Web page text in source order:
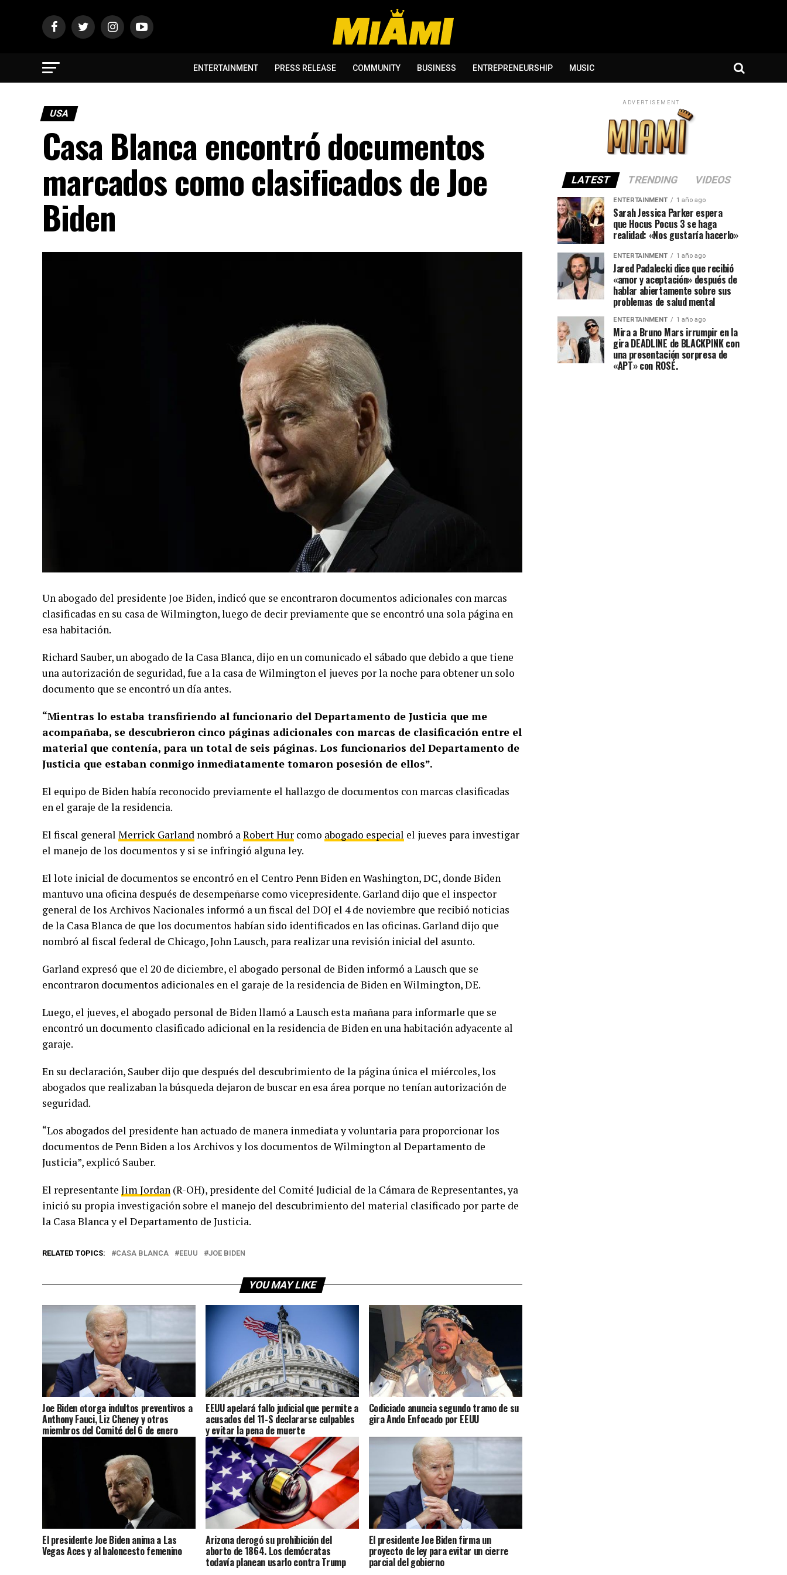
ENTERTAINMENT PRESS RELEASE COMMUNITY BUSINESS ENTREPRENEURSHIP MUSIC
USA
Casa Blanca encontró documentos
marcados como clasificados de Joe
Biden
Un abogado del presidente Joe Biden, indicó que se encontraron documentos adicionales con marcas
clasificadas en su casa de Wilmington, luego de decir previamente que se encontró una sola página en
esa habitación.
Richard Sauber, un abogado de la Casa Blanca, dijo en un comunicado el sábado que debido a que tiene
una autorización de seguridad, fue a la casa de Wilmington el jueves por la noche para obtener un solo
documento que se encontró un día antes.
“Mientras lo estaba transfiriendo al funcionario del Departamento de Justicia que me
acompañaba, se descubrieron cinco páginas adicionales con marcas de clasificación entre el
material que contenía, para un total de seis páginas. Los funcionarios del Departamento de
Justicia que estaban conmigo inmediatamente tomaron posesión de ellos”.
El equipo de Biden había reconocido previamente el hallazgo de documentos con marcas clasificadas
en el garaje de la residencia.
El fiscal general Merrick Garland nombró aRobert Hur como abogado especial el jueves para investigar
el manejo de los documentos y si se infringió alguna ley.
El lote inicial de documentos se encontró en el Centro Penn Biden en Washington, DC, donde Biden
mantuvo una oficina después de desempeñarse como vicepresidente. Garland dijo que el inspector
general de los Archivos Nacionales informó a un fiscal del DOJ el 4 de noviembre que recibió noticias
de la Casa Blanca de que los documentos habían sido identificados en las oficinas. Garland dijo que
nombró al fiscal federal de Chicago, John Lausch, para realizar una revisión inicial del asunto.
Garland expresó que el 20 de diciembre, el abogado personal de Biden informó a Lausch que se
encontraron documentos adicionales en el garaje de la residencia de Biden en Wilmington, DE.
Luego, el jueves, el abogado personal de Biden llamó a Lausch esta mañana para informarle que se
encontró un documento clasificado adicional en la residencia de Biden en una habitación adyacente al
garaje.
En su declaración, Sauber dijo que después del descubrimiento de la página única el miércoles, los
abogados que realizaban la búsqueda dejaron de buscar en esa área porque no tenían autorización de
seguridad.
“Los abogados del presidente han actuado de manera inmediata y voluntaria para proporcionar los
documentos de Penn Biden a los Archivos y los documentos de Wilmington al Departamento de
Justicia”, explicó Sauber.
El representante Jim Jordan (R-OH), presidente del Comité Judicial de la Cámara de Representantes, ya
inició su propia investigación sobre el manejo del descubrimiento del material clasificado por parte de
la Casa Blanca y el Departamento de Justicia.
RELATED TOPICS: CASA BLANCA EEUU JOE BIDEN
YOU MAY LIKE
Joe Biden otorga indultos preventivos a
Anthony Fauci, Liz Cheney y otros
miembros del Comité del 6 de enero
EEUU apelará fallo judicial que permite a
acusados ​​del 11-S declararse culpables
y evitar la pena de muerte
Codiciado anuncia segundo tramo de su
gira Ando Enfocado por EEUU
El presidente Joe Biden anima a Las
Vegas Aces y al baloncesto femenino
Arizona derogó su prohibición del
aborto de 1864. Los demócratas
todavía planean usarlo contra Trump
El presidente Joe Biden firma un
proyecto de ley para evitar un cierre
parcial del gobierno
ADVERTISEMENT
LATEST TRENDING VIDEOS
ENTERTAINMENT 1 año ago
Sarah Jessica Parker espera
que Hocus Pocus 3 se haga
realidad: «Nos gustaría hacerlo»
ENTERTAINMENT 1 año ago
Jared Padalecki dice que recibió
«amor y aceptación» después de
hablar abiertamente sobre sus
problemas de salud mental
ENTERTAINMENT 1 año ago
Mira a Bruno Mars irrumpir en la
gira DEADLINE de BLACKPINK con
una presentación sorpresa de
«APT» con ROSÉ.